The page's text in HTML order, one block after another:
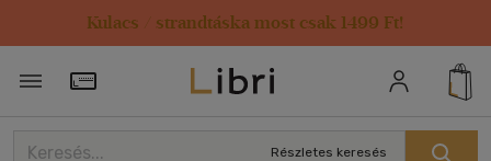
Kulacs / strandtáska most csak 1499 Ft!
Törzsvásárlói Kártya adatai
Részletes keresés
Rendezés
Kiadás éve szerint csökkenő